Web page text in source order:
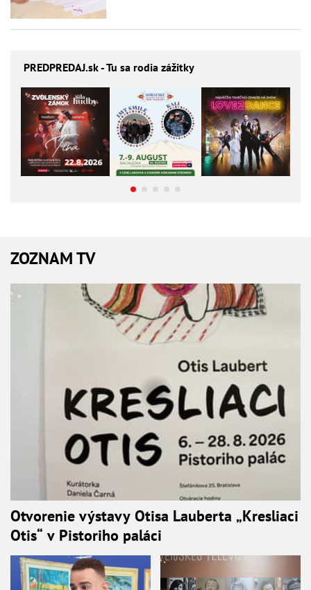
PREDPREDAJ.sk - Tu sa rodia zážitky
ZOZNAM TV
Otvorenie výstavy Otisa Lauberta „Kresliaci
Otis“ v Pistoriho paláci